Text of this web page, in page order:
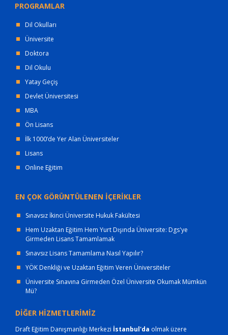
PROGRAMLAR
Dil Okulları
Üniversite
Doktora
Dil Okulu
Yatay Geçiş
Devlet Üniversitesi
MBA
Ön Lisans
İlk 1000’de Yer Alan Üniversiteler
Lisans
Online Eğitim
EN ÇOK GÖRÜNTÜLENEN İÇERİKLER
Sınavsız İkinci Üniversite Hukuk Fakültesi
Hem Uzaktan Eğitim Hem Yurt Dışında Üniversite: Dgs'ye
Girmeden Lisans Tamamlamak
Sınavsız Lisans Tamamlama Nasıl Yapılır?
YÖK Denkliği ve Uzaktan Eğitim Veren Üniversiteler
Üniversite Sınavına Girmeden Özel Üniversite Okumak Mümkün
Mü?
DİĞER HİZMETLERİMİZ
Draft Eğitim Danışmanlığı Merkezi İstanbul'da olmak üzere